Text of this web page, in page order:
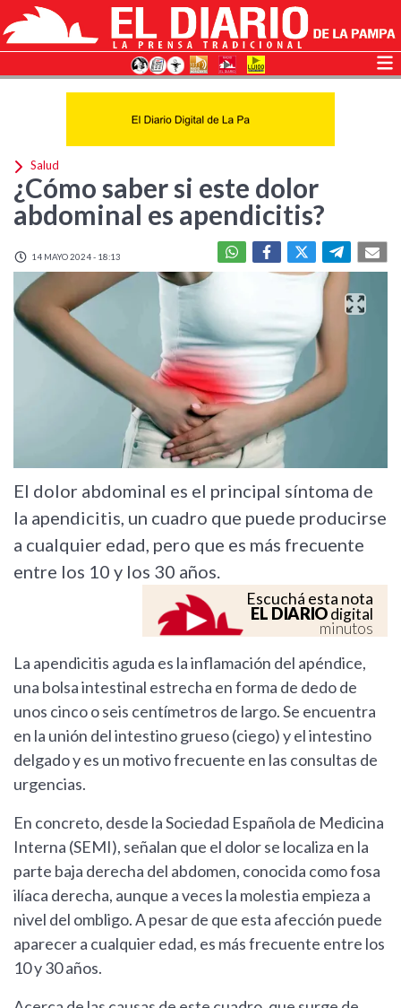
Salud
¿Cómo saber si este dolor
abdominal es apendicitis?
14 MAYO 2024 - 18:13
El dolor abdominal es el principal síntoma de
la apendicitis, un cuadro que puede producirse
a cualquier edad, pero que es más frecuente
entre los 10 y los 30 años.
Escuchá esta nota
EL DIARIOdigital
minutos
La apendicitis aguda es la inflamación del apéndice,
una bolsa intestinal estrecha en forma de dedo de
unos cinco o seis centímetros de largo. Se encuentra
en la unión del intestino grueso (ciego) y el intestino
delgado y es un motivo frecuente en las consultas de
urgencias.
En concreto, desde la Sociedad Española de Medicina
Interna (SEMI), señalan que el dolor se localiza en la
parte baja derecha del abdomen, conocida como fosa
ilíaca derecha, aunque a veces la molestia empieza a
nivel del ombligo. A pesar de que esta afección puede
aparecer a cualquier edad, es más frecuente entre los
10 y 30 años.